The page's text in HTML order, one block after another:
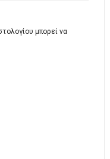
μπορεί να